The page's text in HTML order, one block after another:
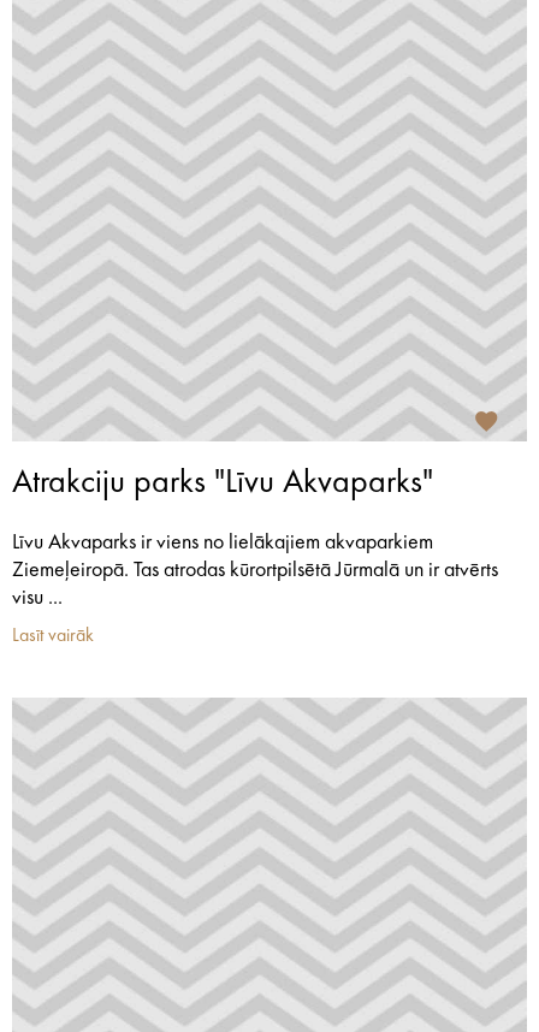
Atrakciju parks "Līvu Akvaparks"
Līvu Akvaparks ir viens no lielākajiem akvaparkiem
Ziemeļeiropā. Tas atrodas kūrortpilsētā Jūrmalā un ir atvērts
visu ...
Lasīt vairāk